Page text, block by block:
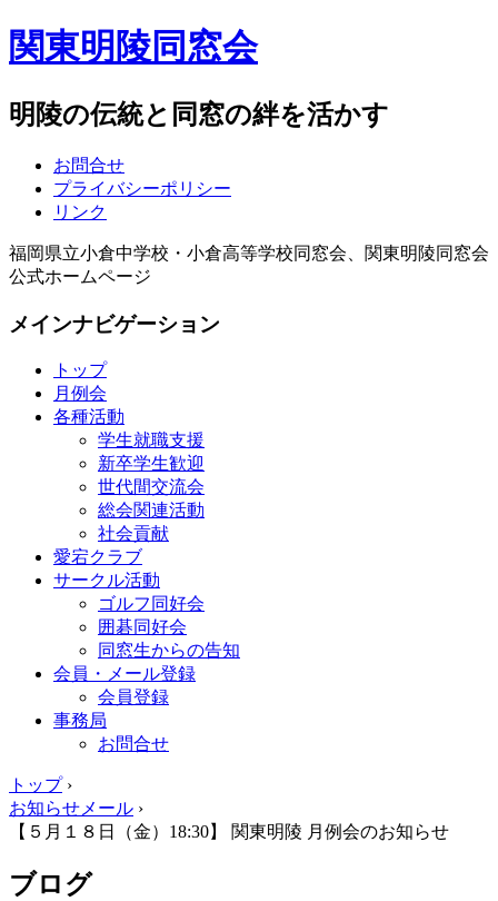
関東明陵同窓会
明陵の伝統と同窓の絆を活かす
お問合せ
プライバシーポリシー
リンク
福岡県立小倉中学校・小倉高等学校同窓会、関東明陵同窓会
公式ホームページ
メインナビゲーション
トップ
月例会
各種活動
学生就職支援
新卒学生歓迎
世代間交流会
総会関連活動
社会貢献
愛宕クラブ
サークル活動
ゴルフ同好会
囲碁同好会
同窓生からの告知
会員・メール登録
会員登録
事務局
お問合せ
トップ›
お知らせメール ›
【５月１８日（金）18:30】 関東明陵 月例会のお知らせ
ブログ